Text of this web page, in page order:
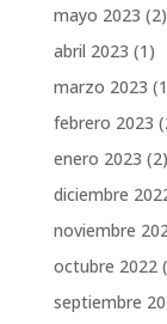
mayo 2023 (2)
abril 2023 (1)
marzo 2023
febrero 2023
enero 2023 (2)
diciembre
noviembre
octubre 2022
septiembre